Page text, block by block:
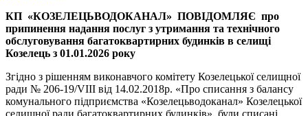
КП «КОЗЕЛЕЦЬВОДОКАНАЛ» ПОВІДОМЛЯЄ про
припинення надання послуг з утримання та технічного
обслуговування багатоквартирних будинків в селищі
Козелець з 01.01.2026 року
Згідно з рішенням виконавчого комітету Козелецької селищної
ради № 206-19/VIII від 14.02.2018р. «Про списання з балансу
комунального підприємства «Козелецьводоканал» Козелецької